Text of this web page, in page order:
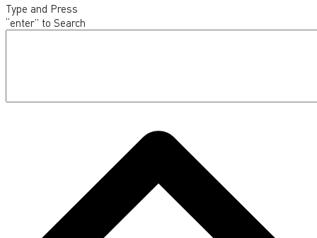
Type and Press
“enter” to Search